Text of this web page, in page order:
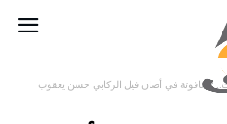
“سافوتة في أضان فيل الركابي حسن يعقوب